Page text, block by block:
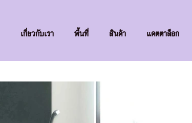
เกี่ยวกับเรา พื้นที่ สินค้า แคตตาล็อก